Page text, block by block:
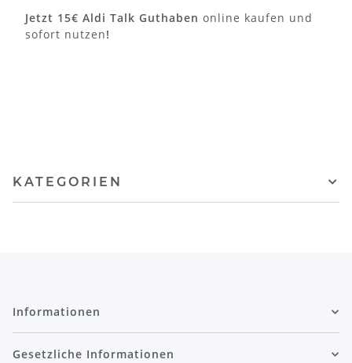
Jetzt 15€ Aldi Talk Guthaben online kaufen und
sofort nutzen!
KATEGORIEN
Informationen
Gesetzliche Informationen